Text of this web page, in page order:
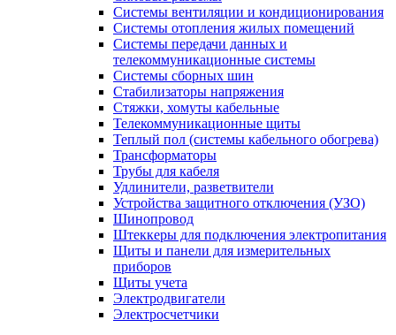
Системы вентиляции и кондиционирования
Системы отопления жилых помещений
Системы передачи данных и
телекоммуникационные системы
Системы сборных шин
Стабилизаторы напряжения
Стяжки, хомуты кабельные
Телекоммуникационные щиты
Теплый пол (системы кабельного обогрева)
Трансформаторы
Трубы для кабеля
Удлинители, разветвители
Устройства защитного отключения (УЗО)
Шинопровод
Штеккеры для подключения электропитания
Щиты и панели для измерительных
приборов
Щиты учета
Электродвигатели
Электросчетчики